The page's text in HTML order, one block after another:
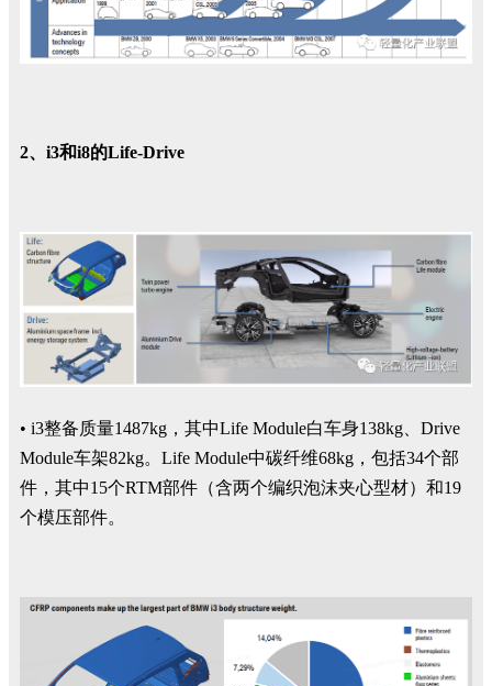
2、i3和i8的Life-Drive
• i3整备质量1487kg，其中Life Module白车身138kg、Drive
Module车架82kg。Life Module中碳纤维68kg，包括34个部
件，其中15个RTM部件（含两个编织泡沫夹心型材）和19
个模压部件。